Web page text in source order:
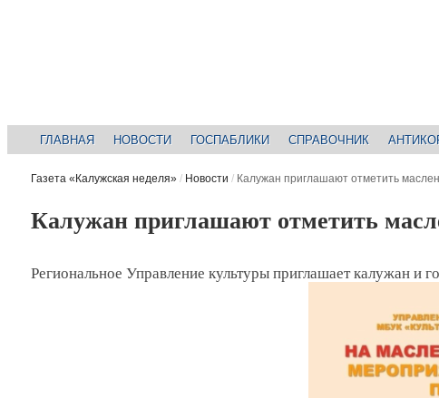
ГЛАВНАЯ НОВОСТИ ГОСПАБЛИКИ СПРАВОЧНИК
Газета «Калужская неделя» / Новости / Калужан приглашают отметить
Калужан приглашают отметить
Региональное Управление культуры приглашает калужан и